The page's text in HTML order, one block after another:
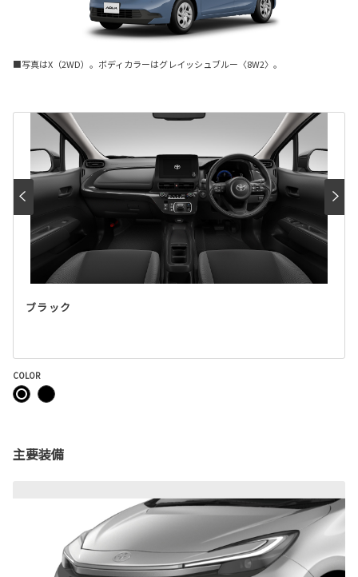
■写真はX（2WD）。ボディカラーはグレイッシュブルー〈8W2〉。
ブラック
COLOR
主要装備